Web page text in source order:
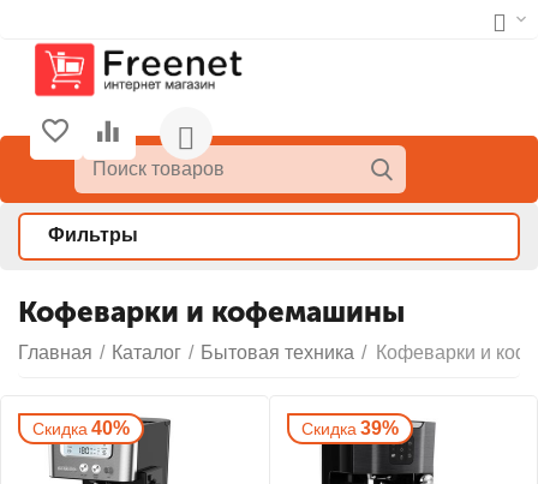
Фильтры
Кофеварки и кофемашины
Главная / Каталог / Бытовая техника / Кофеварки и
Скидка 40% Скидка 39%